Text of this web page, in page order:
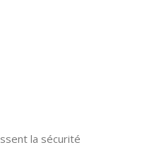
la sécurité